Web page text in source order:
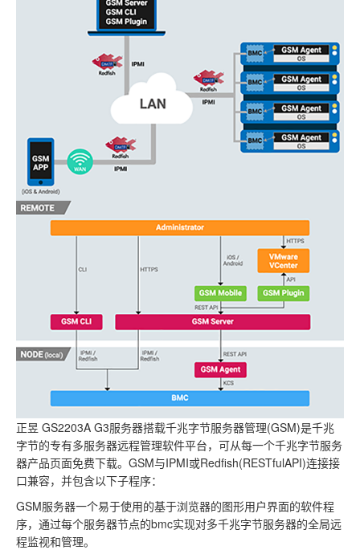
正昱 GS2203A G3服务器搭载千兆字节服务器管理(GSM)是千兆
字节的专有多服务器远程管理软件平台，可从每一个千兆字节服务
器产品页面免费下载。GSM与IPMI或Redfish(RESTfulAPI)连接接
口兼容，并包含以下子程序：
GSM服务器一个易于使用的基于浏览器的图形用户界面的软件程
序，通过每个服务器节点的bmc实现对多千兆字节服务器的全局远
程监视和管理。